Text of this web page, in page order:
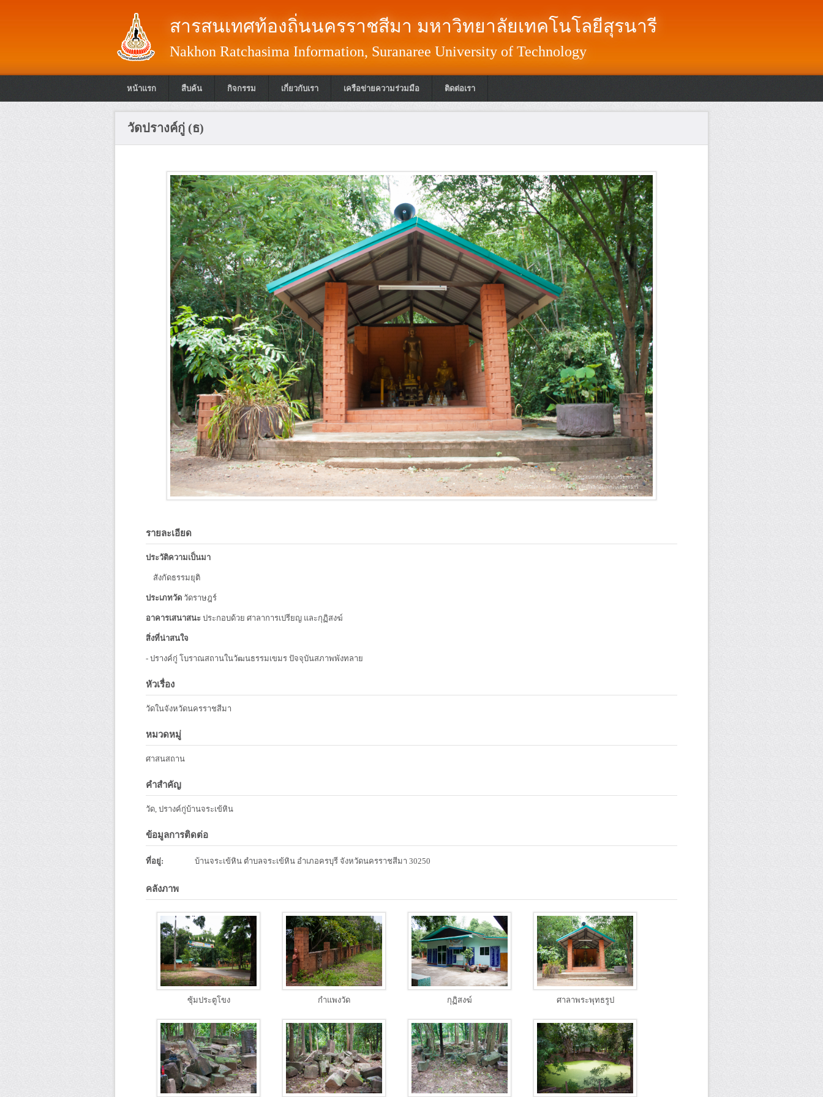
สารสนเทศท้องถิ่นนครราชสีมา มหาวิทยาลัยเทคโนโลยีสุรนารี
Nakhon Ratchasima Information, Suranaree University of Technology
หน้าแรก สืบค้น กิจกรรม เกี่ยวกับเรา เครือข่ายความร่วมมือ ติดต่อเรา
วัดปรางค์กู่ (ธ)
รายละเอียด
ประวัติความเป็นมา
สังกัดธรรมยุติ
ประเภทวัด วัดราษฎร์
อาคารเสนาสนะ ประกอบด้วย ศาลาการเปรียญ และกุฏิสงฆ์
สิ่งที่น่าสนใจ
- ปรางค์กู่ โบราณสถานในวัฒนธรรมเขมร ปัจจุบันสภาพพังทลาย
หัวเรื่อง
วัดในจังหวัดนครราชสีมา
หมวดหมู่
ศาสนสถาน
คำสำคัญ
วัด, ปรางค์กู่บ้านจระเข้หิน
ข้อมูลการติดต่อ
ที่อยู่: บ้านจระเข้หิน ตำบลจระเข้หิน อำเภอครบุรี จังหวัดนครราชสีมา 30250
คลังภาพ
ซุ้มประตูโขง กำแพงวัด กุฏิสงฆ์ ศาลาพระพุทธรูป